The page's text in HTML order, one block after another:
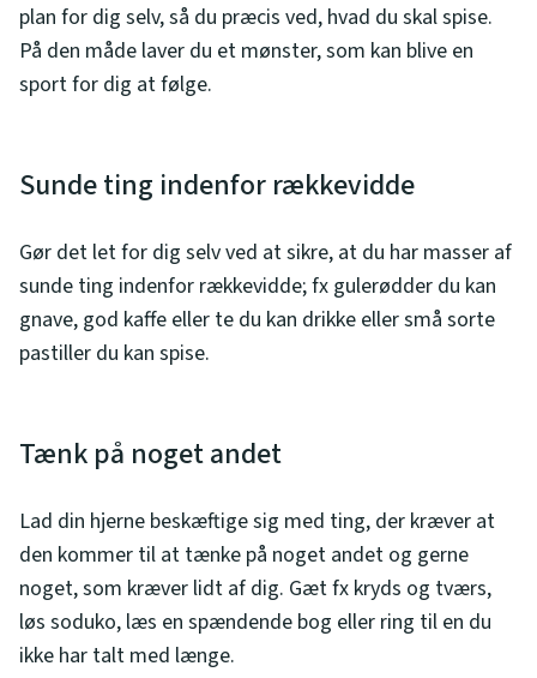
plan for dig selv, så du præcis ved, hvad du skal spise.
På den måde laver du et mønster, som kan blive en
sport for dig at følge.
Sunde ting indenfor rækkevidde
Gør det let for dig selv ved at sikre, at du har masser af
sunde ting indenfor rækkevidde; fx gulerødder du kan
gnave, god kaffe eller te du kan drikke eller små sorte
pastiller du kan spise.
Tænk på noget andet
Lad din hjerne beskæftige sig med ting, der kræver at
den kommer til at tænke på noget andet og gerne
noget, som kræver lidt af dig. Gæt fx kryds og tværs,
løs soduko, læs en spændende bog eller ring til en du
ikke har talt med længe.